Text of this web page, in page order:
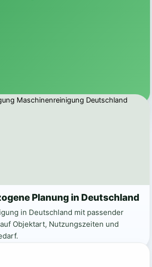
Planung in Deutschland
in Deutschland mit passender
Objektart, Nutzungszeiten und